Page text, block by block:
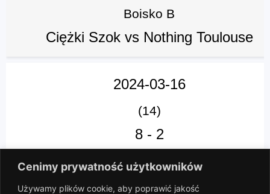
Cenimy prywatność użytkowników
Używamy plików cookie, aby poprawić jakość
Boisko B
Ciężki Szok vs Nothing Toulouse
2024-03-16
(14)
8- 2
Ciężki Szok vs Lekko Bez Skilla